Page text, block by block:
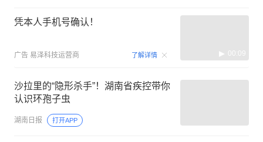
凭本人手机号确认！
广告 易泽科技运营商 了解详情 00:09
沙拉里的“隐形杀手”！湖南省疾控带你
认识环孢子虫
湖南日报 打开APP